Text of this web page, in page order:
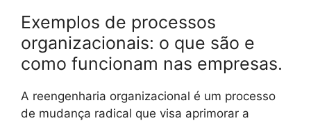
Exemplos de processos
organizacionais: o que são e
como funcionam nas empresas.
A reengenharia organizacional é um processo
de mudança radical que visa aprimorar a